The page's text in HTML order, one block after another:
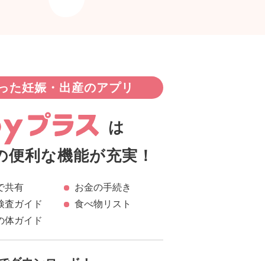
た妊娠・出産のアプリ
は
利な機能が充実！
共有
お金の手続き
査ガイド
食べ物リスト
体ガイド